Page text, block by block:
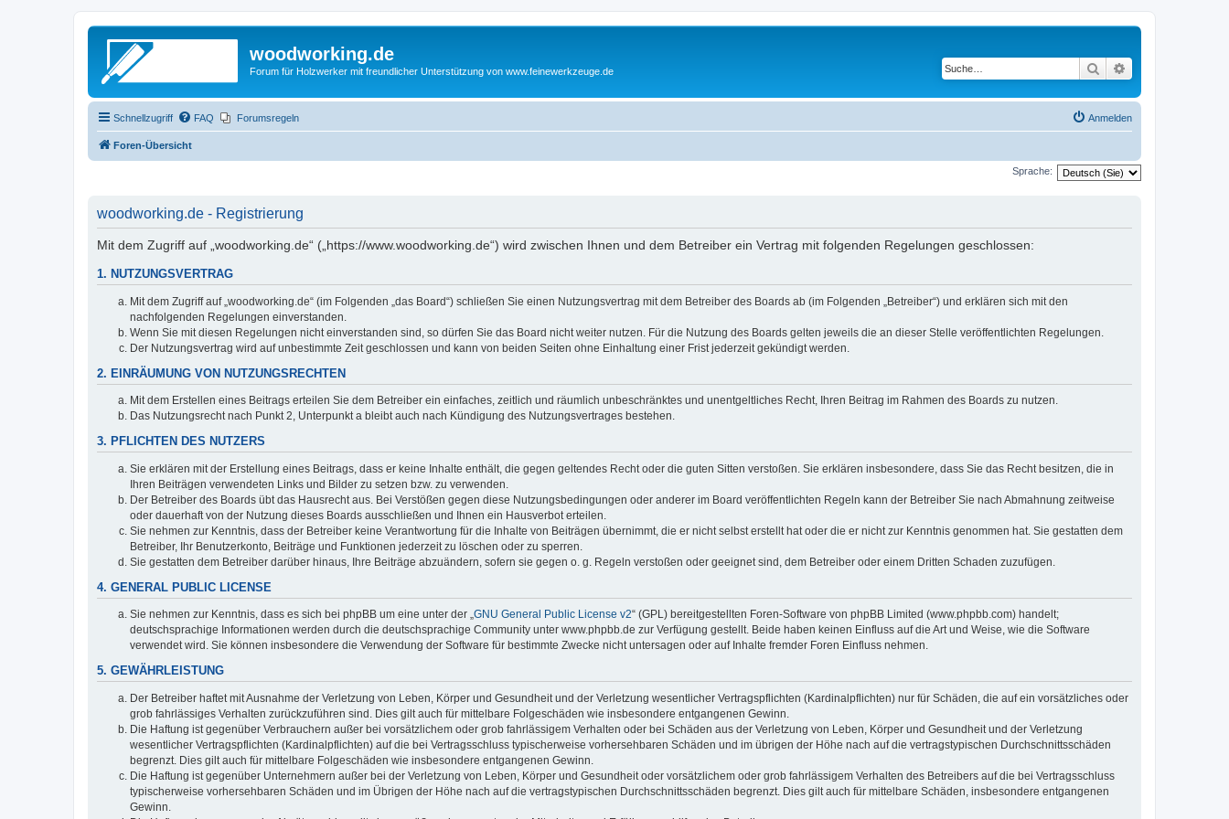
woodworking.de
Forum für Holzwerker mit freundlicher Unterstützung von www.feinewerkzeuge.de Suche
Schnellzugriff FAQ Forumsregeln Anmelden
Foren-Übersicht
Sprache:
woodworking.de - Registrierung
Mit dem Zugriff auf „woodworking.de“ („https://www.woodworking.de“) wird zwischen Ihnen und dem Betreiber ein Vertrag mit folgenden Regelungen geschlossen:
1. NUTZUNGSVERTRAG
Mit dem Zugriff auf „woodworking.de“ (im Folgenden „das Board“) schließen Sie einen Nutzungsvertrag mit dem Betreiber des Boards ab (im Folgenden „Betreiber“) und erklären sich mit den
nachfolgenden Regelungen einverstanden.
Wenn Sie mit diesen Regelungen nicht einverstanden sind, so dürfen Sie das Board nicht weiter nutzen. Für die Nutzung des Boards gelten jeweils die an dieser Stelle veröffentlichten Regelungen.
Der Nutzungsvertrag wird auf unbestimmte Zeit geschlossen und kann von beiden Seiten ohne Einhaltung einer Frist jederzeit gekündigt werden.
2. EINRÄUMUNG VON NUTZUNGSRECHTEN
Mit dem Erstellen eines Beitrags erteilen Sie dem Betreiber ein einfaches, zeitlich und räumlich unbeschränktes und unentgeltliches Recht, Ihren Beitrag im Rahmen des Boards zu nutzen.
Das Nutzungsrecht nach Punkt 2, Unterpunkt a bleibt auch nach Kündigung des Nutzungsvertrages bestehen.
3. PFLICHTEN DES NUTZERS
Sie erklären mit der Erstellung eines Beitrags, dass er keine Inhalte enthält, die gegen geltendes Recht oder die guten Sitten verstoßen. Sie erklären insbesondere, dass Sie das Recht besitzen, die in
Ihren Beiträgen verwendeten Links und Bilder zu setzen bzw. zu verwenden.
Der Betreiber des Boards übt das Hausrecht aus. Bei Verstößen gegen diese Nutzungsbedingungen oder anderer im Board veröffentlichten Regeln kann der Betreiber Sie nach Abmahnung zeitweise
oder dauerhaft von der Nutzung dieses Boards ausschließen und Ihnen ein Hausverbot erteilen.
Sie nehmen zur Kenntnis, dass der Betreiber keine Verantwortung für die Inhalte von Beiträgen übernimmt, die er nicht selbst erstellt hat oder die er nicht zur Kenntnis genommen hat. Sie gestatten dem
Betreiber, Ihr Benutzerkonto, Beiträge und Funktionen jederzeit zu löschen oder zu sperren.
Sie gestatten dem Betreiber darüber hinaus, Ihre Beiträge abzuändern, sofern sie gegen o. g. Regeln verstoßen oder geeignet sind, dem Betreiber oder einem Dritten Schaden zuzufügen.
4. GENERAL PUBLIC LICENSE
Sie nehmen zur Kenntnis, dass es sich bei phpBB um eine unter der „GNU General Public License v2“ (GPL) bereitgestellten Foren-Software von phpBB Limited (www.phpbb.com) handelt;
deutschsprachige Informationen werden durch die deutschsprachige Community unter www.phpbb.de zur Verfügung gestellt. Beide haben keinen Einfluss auf die Art und Weise, wie die Software
verwendet wird. Sie können insbesondere die Verwendung der Software für bestimmte Zwecke nicht untersagen oder auf Inhalte fremder Foren Einfluss nehmen.
5. GEWÄHRLEISTUNG
Der Betreiber haftet mit Ausnahme der Verletzung von Leben, Körper und Gesundheit und der Verletzung wesentlicher Vertragspflichten (Kardinalpflichten) nur für Schäden, die auf ein vorsätzliches oder
grob fahrlässiges Verhalten zurückzuführen sind. Dies gilt auch für mittelbare Folgeschäden wie insbesondere entgangenen Gewinn.
Die Haftung ist gegenüber Verbrauchern außer bei vorsätzlichem oder grob fahrlässigem Verhalten oder bei Schäden aus der Verletzung von Leben, Körper und Gesundheit und der Verletzung
wesentlicher Vertragspflichten (Kardinalpflichten) auf die bei Vertragsschluss typischerweise vorhersehbaren Schäden und im übrigen der Höhe nach auf die vertragstypischen Durchschnittsschäden
begrenzt. Dies gilt auch für mittelbare Folgeschäden wie insbesondere entgangenen Gewinn.
Die Haftung ist gegenüber Unternehmern außer bei der Verletzung von Leben, Körper und Gesundheit oder vorsätzlichem oder grob fahrlässigem Verhalten des Betreibers auf die bei Vertragsschluss
typischerweise vorhersehbaren Schäden und im Übrigen der Höhe nach auf die vertragstypischen Durchschnittsschäden begrenzt. Dies gilt auch für mittelbare Schäden, insbesondere entgangenen
Gewinn.